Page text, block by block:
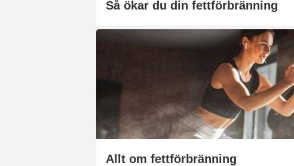
Så ökar du din fettförbränning
Allt om fettförbränning